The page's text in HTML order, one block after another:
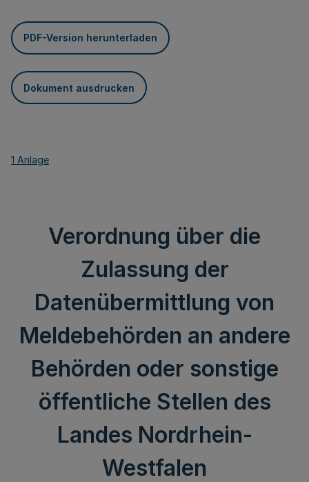
PDF-Version herunterladen
Dokument ausdrucken
1 Anlage
Verordnung über die
Zulassung der
Datenübermittlung von
Meldebehörden an andere
Behörden oder sonstige
öffentliche Stellen des
Landes Nordrhein-
Westfalen